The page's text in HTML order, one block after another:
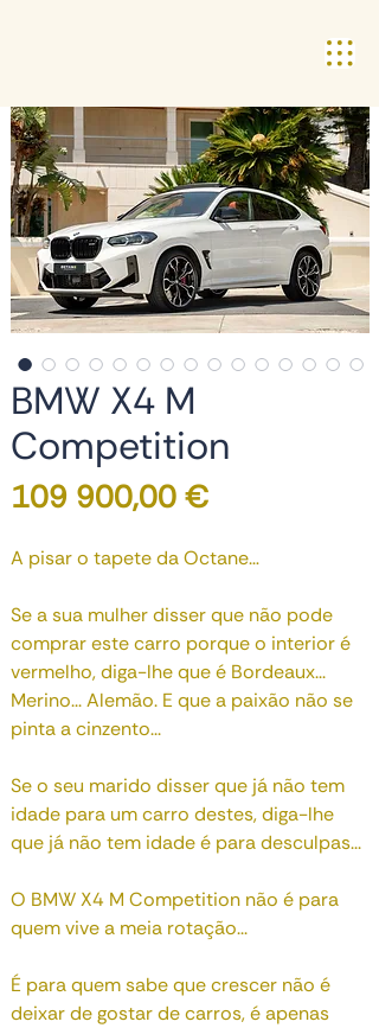
BMW X4 M
Competition
109 900,00 €Preço
A pisar o tapete da Octane…
Se a sua mulher disser que não pode
comprar este carro porque o interior é
vermelho, diga-lhe que é Bordeaux...
Merino... Alemão. E que a paixão não se
pinta a cinzento...
Se o seu marido disser que já não tem
idade para um carro destes, diga-lhe
que já não tem idade é para desculpas...
O BMW X4 M Competition não é para
quem vive a meia rotação...
É para quem sabe que crescer não é
deixar de gostar de carros, é apenas